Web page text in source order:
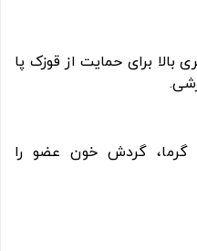
بالا برای حمایت از قوزک پا
گرما، گردش خون عضو را